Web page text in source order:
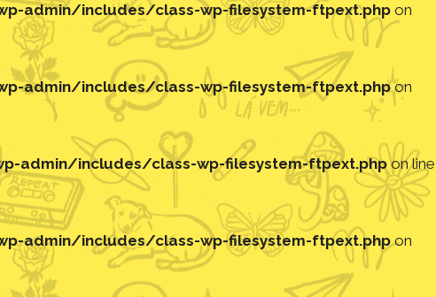
admin/includes/class-wp-filesystem-ftpext.phpon
admin/includes/class-wp-filesystem-ftpext.phpon
admin/includes/class-wp-filesystem-ftpext.phpon line
admin/includes/class-wp-filesystem-ftpext.phpon